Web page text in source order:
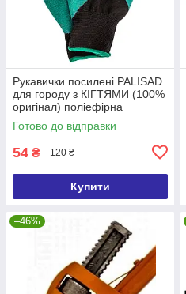
Рукавички посилені PALISAD
для городу з КІГТЯМИ (100%
оригінал) поліефірна
еластична основа \\ PALISAD
67748
Готово до відправки
54 ₴ 120 ₴
Купити
–46%